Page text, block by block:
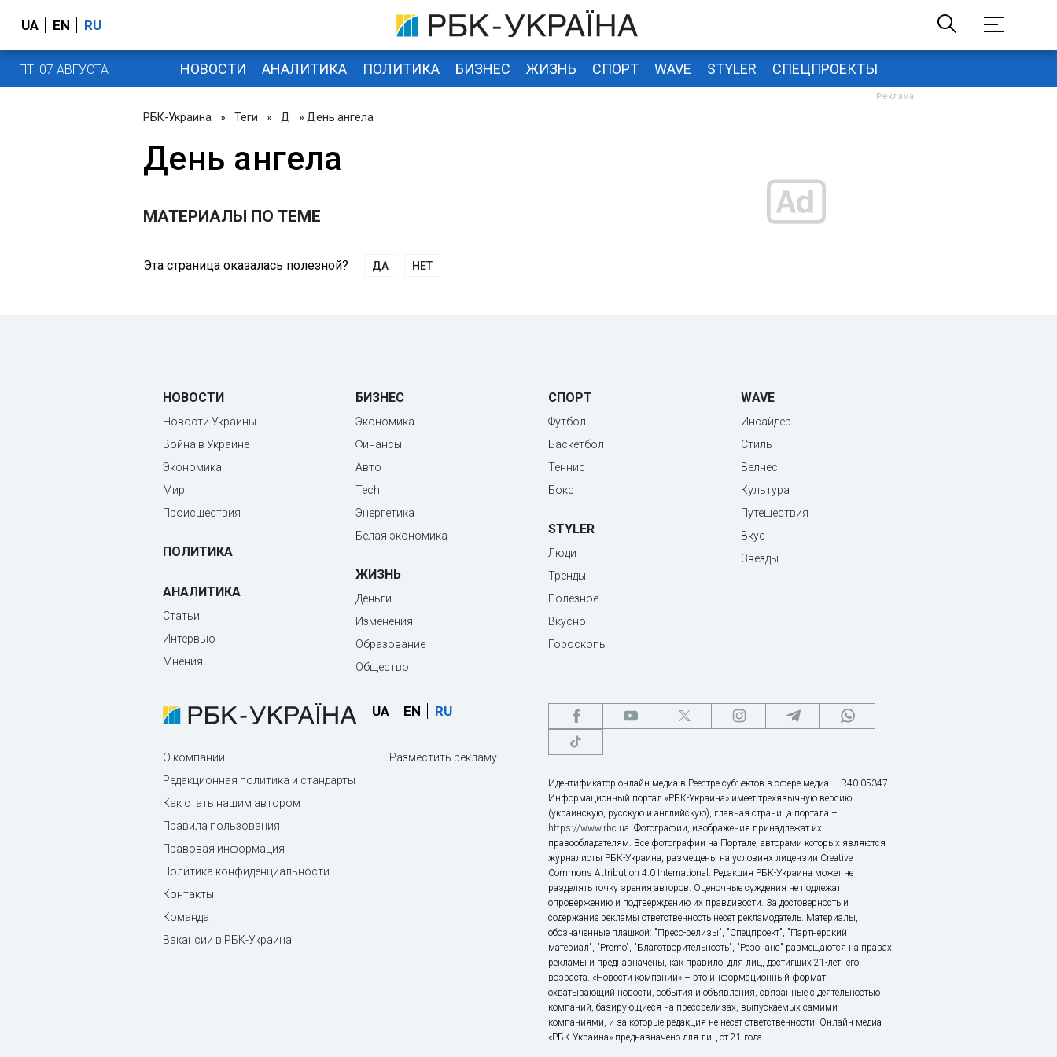
UA EN RU
ПТ, 07 АВГУСТА НОВОСТИ АНАЛИТИКА ПОЛИТИКА БИЗНЕС ЖИЗНЬ СПОРТ WAVE STYLER СПЕЦПРОЕКТЫ
РБК-Украина » Теги » Д » День ангела
День ангела
МАТЕРИАЛЫ ПО ТЕМЕ
Эта страница оказалась полезной? ДА НЕТ
НОВОСТИ
Новости Украины
Война в Украине
Экономика
Мир
Происшествия
ПОЛИТИКА
АНАЛИТИКА
Статьи
Интервью
Мнения
БИЗНЕС
Экономика
Финансы
Авто
Tech
Энергетика
Белая экономика
ЖИЗНЬ
Деньги
Изменения
Образование
Общество
СПОРТ
Футбол
Баскетбол
Теннис
Бокс
STYLER
Люди
Тренды
Полезное
Вкусно
Гороскопы
WAVE
Инсайдер
Стиль
Велнес
Культура
Путешествия
Вкус
Звезды
UA EN RU
О компании
Редакционная политика и стандарты
Как стать нашим автором
Правила пользования
Правовая информация
Политика конфиденциальности
Контакты
Команда
Вакансии в РБК-Украина
Разместить рекламу
Идентификатор онлайн-медиа в Реестре субъектов в сфере медиа — R40-05347
Информационный портал «РБК-Украина» имеет трехязычную версию
(украинскую, русскую и английскую), главная страница портала –
https://www.rbc.ua. Фотографии, изображения принадлежат их
правообладателям. Все фотографии на Портале, авторами которых являются
журналисты РБК-Украина, размещены на условиях лицензии Creative
Commons Attribution 4.0 International. Редакция РБК-Украина может не
разделять точку зрения авторов. Оценочные суждения не подлежат
опровержению и подтверждению их правдивости. За достоверность и
содержание рекламы ответственность несет рекламодатель. Материалы,
обозначенные плашкой: "Пресс-релизы", "Спецпроект", "Партнерский
материал", "Promo", "Благотворительность", "Резонанс" размещаются на правах
рекламы и предназначены, как правило, для лиц, достигших 21-летнего
возраста. «Новости компании» – это информационный формат,
охватывающий новости, события и объявления, связанные с деятельностью
компаний, базирующиеся на прессрелизах, выпускаемых самими
компаниями, и за которые редакция не несет ответственности. Онлайн-медиа
«РБК-Украина» предназначено для лиц от 21 года.